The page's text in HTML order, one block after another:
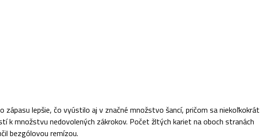
lepšie, čo vyústilo aj v značné množstvo šancí, pričom sa niekoľkokrát
k množstvu nedovolených zákrokov. Počet žltých kariet na oboch stranách
bezgólovou remízou.